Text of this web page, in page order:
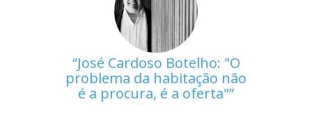
José Cardoso Botelho: "O
problema da habitação não
é a procura, é a oferta"